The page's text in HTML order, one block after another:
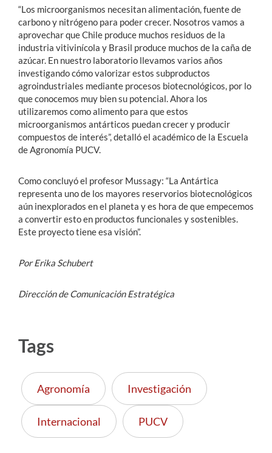
“Los microorganismos necesitan alimentación, fuente de
carbono y nitrógeno para poder crecer. Nosotros vamos a
aprovechar que Chile produce muchos residuos de la
industria vitivinícola y Brasil produce muchos de la caña de
azúcar. En nuestro laboratorio llevamos varios años
investigando cómo valorizar estos subproductos
agroindustriales mediante procesos biotecnológicos, por lo
que conocemos muy bien su potencial. Ahora los
utilizaremos como alimento para que estos
microorganismos antárticos puedan crecer y producir
compuestos de interés”, detalló el académico de la Escuela
de Agronomía PUCV.
Como concluyó el profesor Mussagy: “La Antártica
representa uno de los mayores reservorios biotecnológicos
aún inexplorados en el planeta y es hora de que empecemos
a convertir esto en productos funcionales y sostenibles.
Este proyecto tiene esa visión”.
Por Erika Schubert
Dirección de Comunicación Estratégica
Tags
Agronomía Investigación
Internacional PUCV